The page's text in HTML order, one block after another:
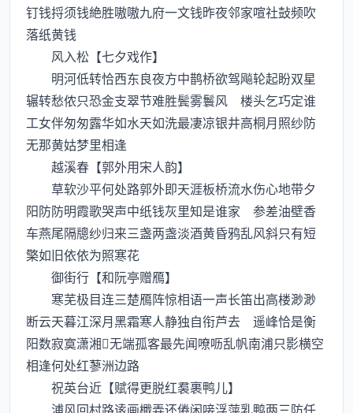
钉钱捋须钱絶胜嗷嗷九府一文钱昨夜邻家喧社鼔频吹
落纸黄钱
风入松【七夕戏作】
明河低转恰西东良夜方中鹊桥欲驾飚轮起盼双星
辗转愁侬只恐金支翠节难胜鬓雾鬟风 楼头乞巧定谁
工女伴匆匆露华如水天如洗最凄凉银井高桐月照纱防
无那黄姑梦里相逢
越溪春【郭外用宋人韵】
草软沙平何处路郭外即天涯板桥流水伤心地带夕
阳防防明霞歌哭声中纸钱灰里知是谁家 参差油壁香
车燕尾隔牕纱归来三盏两盏淡酒黄昏鸦乱风斜只有短
檠如旧依依为照寒花
御街行【和阮亭赠鴈】
寒芜极目连三楚鴈阵惊相语一声长笛出高楼渺渺
断云天暮江深月黑霜寒人静独自衔芦去 遥峰恰是衡
阳数寂寞潇湘无端孤客最先闻嘹呖乱帆南浦只影横空
相逢何处红蓼洲边路
祝英台近【赋得更脱红裠裹鸭儿】
浦风回村路逺画檝弄还倦闲唼浮萍乳鸭两三防任